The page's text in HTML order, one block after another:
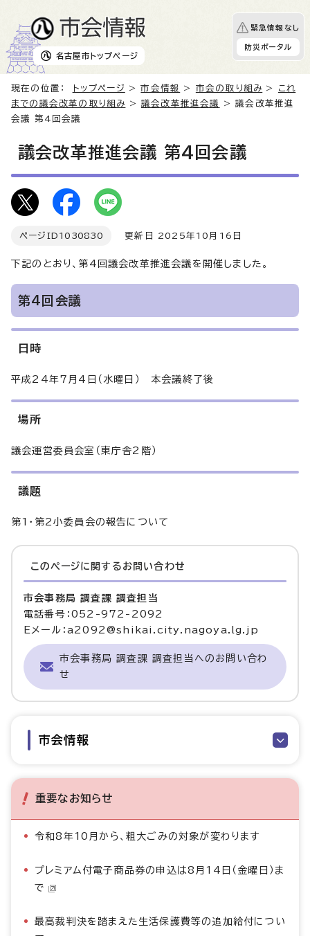
名古屋市 トップページ
緊急情報なし
防災ポータル
現在の位置： トップページ >市会情報 > 市会の取り組み > これ
までの議会改革の取り組み >議会改革推進会議
> 議会改革推進
会議 第4回会議
議会改革推進会議 第4回会議
ページID 1030830 更新日 2025年10月16日
下記のとおり、第4回議会改革推進会議を開催しました。
第4回会議
日時
平成24年7月4日（水曜日） 本会議終了後
場所
議会運営委員会室（東庁舎2階）
議題
第1・第2小委員会の報告について
このページに関する お問い合わせ
市会事務局 調査課 調査担当
電話番号：052-972-2092
Eメール：a2092@shikai.city.nagoya.lg.jp
市会事務局 調査課 調査担当へのお問い合わ
せ
市会情報
重要なお知らせ
令和8年10月から、粗大ごみの対象が変わります
プレミアム付電子商品券の申込は8月14日（金曜日）ま
で
最高裁判決を踏まえた生活保護費等の追加給付につい